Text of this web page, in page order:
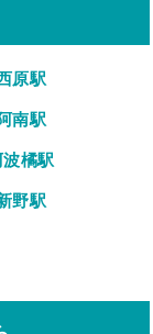
原駅
南駅
橘駅
野駅